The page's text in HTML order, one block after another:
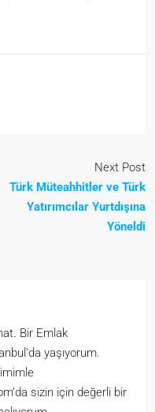
Next Post
Türk Müteahhitler ve Türk
Yatırımcılar Yurtdışına
Yöneldi
Bir Emlak
yaşıyorum.
sizin için değerli bir